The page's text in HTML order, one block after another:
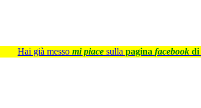
Hai già messo mi piace sulla pagina facebook di